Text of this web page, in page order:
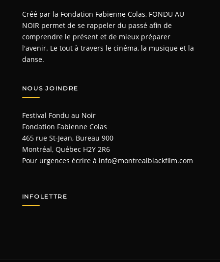
Créé par la Fondation Fabienne Colas, FONDU AU
NOIR permet de se rappeler du passé afin de
comprendre le présent et de mieux préparer
l'avenir. Le tout à travers le cinéma, la musique et la
danse.
NOUS JOINDRE
Festival Fondu au Noir
Fondation Fabienne Colas
465 rue St-Jean, Bureau 900
Montréal, Québec H2Y 2R6
Pour urgences écrire à info@montrealblackfilm.com
INFOLETTRE